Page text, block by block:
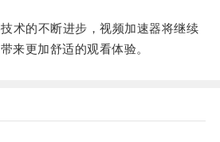
的不断进步，视频加速器将继续
来更加舒适的观看体验。